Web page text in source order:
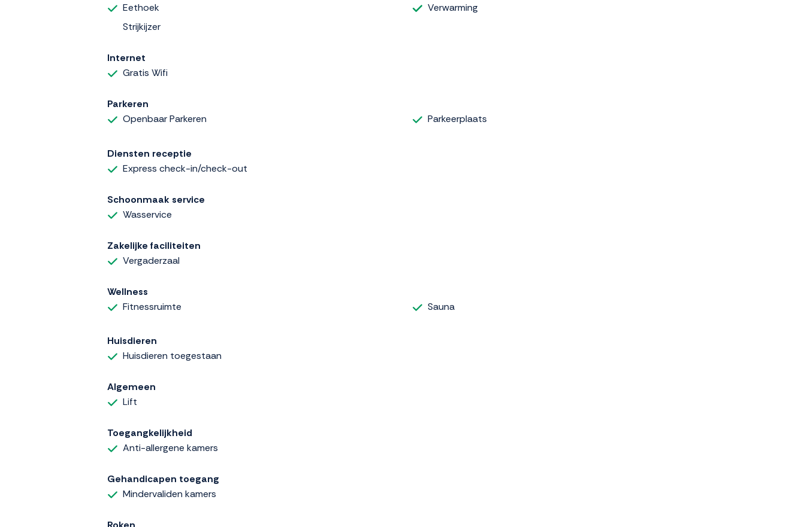
Eethoek
Strijkijzer
Verwarming
Internet
Gratis Wifi
Parkeren
Openbaar Parkeren
Parkeerplaats
Diensten receptie
Express check-in/check-out
Schoonmaak service
Wasservice
Zakelijke faciliteiten
Vergaderzaal
Wellness
Fitnessruimte
Sauna
Huisdieren
Huisdieren toegestaan
Algemeen
Lift
Toegangkelijkheid
Anti-allergene kamers
Gehandicapen toegang
Mindervaliden kamers